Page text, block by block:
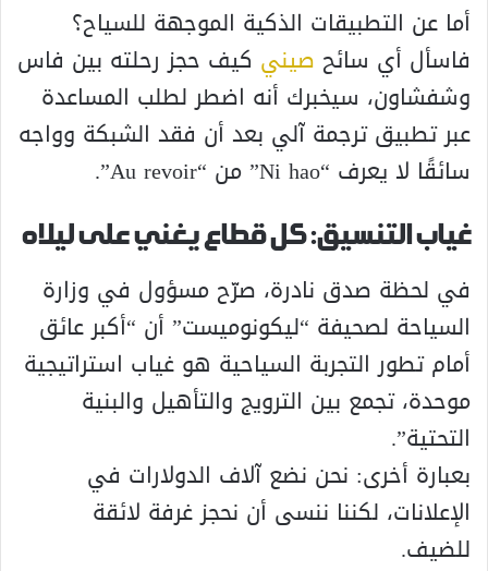
أما عن التطبيقات الذكية الموجهة للسياح؟
فاسأل أي سائح صيني كيف حجز رحلته بين فاس
وشفشاون، سيخبرك أنه اضطر لطلب المساعدة
عبر تطبيق ترجمة آلي بعد أن فقد الشبكة وواجه
سائقًا لا يعرف “Ni hao” من “Au revoir”.
غياب التنسيق: كل قطاع يغني على ليلاه
في لحظة صدق نادرة، صرّح مسؤول في وزارة
السياحة لصحيفة “ليكونوميست” أن “أكبر عائق
أمام تطور التجربة السياحية هو غياب استراتيجية
موحدة، تجمع بين الترويج والتأهيل والبنية
التحتية”.
بعبارة أخرى: نحن نضع آلاف الدولارات في
الإعلانات، لكننا ننسى أن نحجز غرفة لائقة
للضيف.